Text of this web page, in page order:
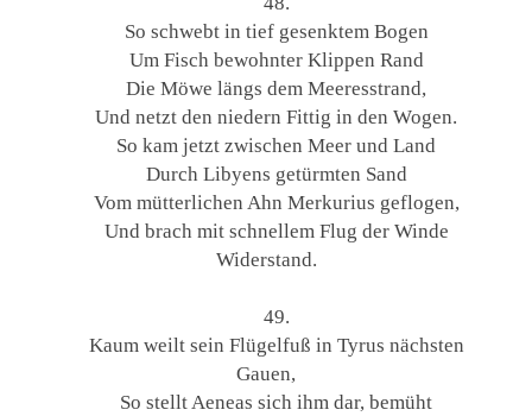
So schwebt in tief gesenktem Bogen
Um Fisch bewohnter Klippen Rand
Die Möwe längs dem Meeresstrand,
Und netzt den niedern Fittig in den Wogen.
So kam jetzt zwischen Meer und Land
Durch Libyens getürmten Sand
Vom mütterlichen Ahn Merkurius geflogen,
Und brach mit schnellem Flug der Winde
Widerstand.
49.
Kaum weilt sein Flügelfuß in Tyrus nächsten
Gauen,
So stellt Aeneas sich ihm dar, bemüht